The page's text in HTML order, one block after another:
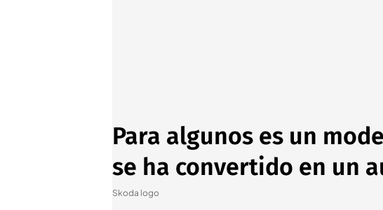
Para algunos es un
se ha convertido en un
Skoda logo